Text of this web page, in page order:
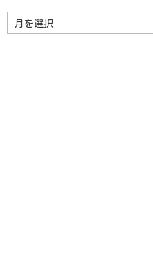
ー